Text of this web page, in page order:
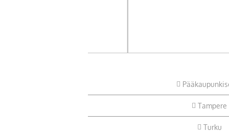
Tampere
Turku